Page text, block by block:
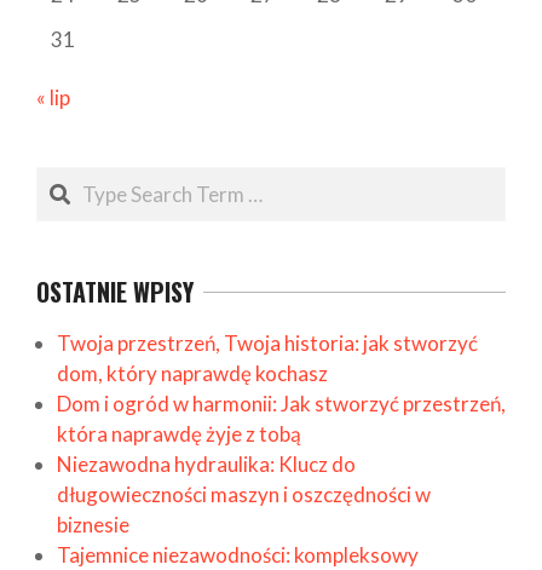
31
« lip
Search
OSTATNIE WPISY
Twoja przestrzeń, Twoja historia: jak stworzyć
dom, który naprawdę kochasz
Dom i ogród w harmonii: Jak stworzyć przestrzeń,
która naprawdę żyje z tobą
Niezawodna hydraulika: Klucz do
długowieczności maszyn i oszczędności w
biznesie
Tajemnice niezawodności: kompleksowy